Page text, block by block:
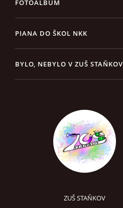
FOTOALBUM
PIANA DO ŠKOL NKK
BYLO, NEBYLO V ZUŠ STAŇKOV
ZUŠ STAŇKOV